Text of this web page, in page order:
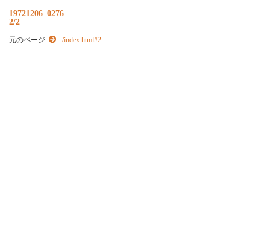
19721206_0276
2/2
元のページ ../index.html#2